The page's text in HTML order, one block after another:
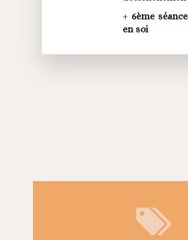
+ 6ème
en soi